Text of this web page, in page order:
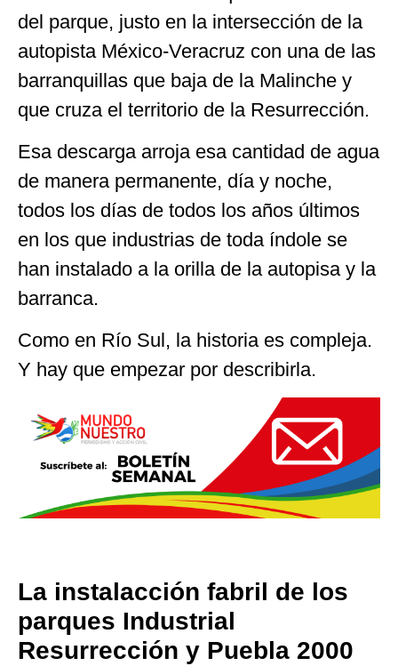
del parque, justo en la intersección de la
autopista México-Veracruz con una de las
barranquillas que baja de la Malinche y
que cruza el territorio de la Resurrección.
Esa descarga arroja esa cantidad de agua
de manera permanente, día y noche,
todos los días de todos los años últimos
en los que industrias de toda índole se
han instalado a la orilla de la autopisa y la
barranca.
Como en Río Sul, la historia es compleja.
Y hay que empezar por describirla.
La instalacción fabril de los
parques Industrial
Resurrección y Puebla 2000